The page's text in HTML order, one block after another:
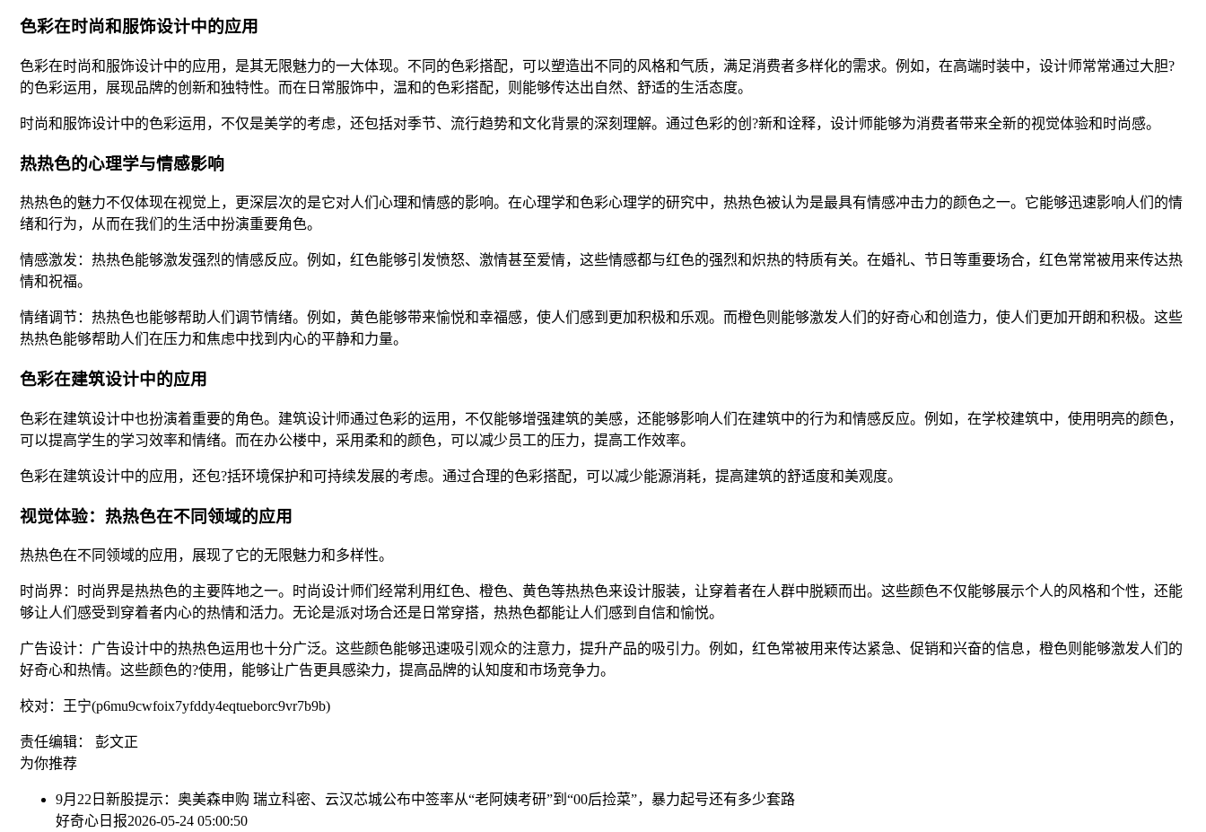
色彩在时尚和服饰设计中的应用
色彩在时尚和服饰设计中的应用，是其无限魅力的一大体现。不同的色彩搭配，可以塑造出不同的风格和气质，满足消费者多样化的需求。例如，在高端时装中，设计师常常通过大胆?
的色彩运用，展现品牌的创新和独特性。而在日常服饰中，温和的色彩搭配，则能够传达出自然、舒适的生活态度。
时尚和服饰设计中的色彩运用，不仅是美学的考虑，还包括对季节、流行趋势和文化背景的深刻理解。通过色彩的创?新和诠释，设计师能够为消费者带来全新的视觉体验和时尚感。
热热色的心理学与情感影响
热热色的魅力不仅体现在视觉上，更深层次的是它对人们心理和情感的影响。在心理学和色彩心理学的研究中，热热色被认为是最具有情感冲击力的颜色之一。它能够迅速影响人们的情
绪和行为，从而在我们的生活中扮演重要角色。
情感激发：热热色能够激发强烈的情感反应。例如，红色能够引发愤怒、激情甚至爱情，这些情感都与红色的强烈和炽热的特质有关。在婚礼、节日等重要场合，红色常常被用来传达热
情和祝福。
情绪调节：热热色也能够帮助人们调节情绪。例如，黄色能够带来愉悦和幸福感，使人们感到更加积极和乐观。而橙色则能够激发人们的好奇心和创造力，使人们更加开朗和积极。这些
热热色能够帮助人们在压力和焦虑中找到内心的平静和力量。
色彩在建筑设计中的应用
色彩在建筑设计中也扮演着重要的角色。建筑设计师通过色彩的运用，不仅能够增强建筑的美感，还能够影响人们在建筑中的行为和情感反应。例如，在学校建筑中，使用明亮的颜色，
可以提高学生的学习效率和情绪。而在办公楼中，采用柔和的颜色，可以减少员工的压力，提高工作效率。
色彩在建筑设计中的应用，还包?括环境保护和可持续发展的考虑。通过合理的色彩搭配，可以减少能源消耗，提高建筑的舒适度和美观度。
视觉体验：热热色在不同领域的应用
热热色在不同领域的应用，展现了它的无限魅力和多样性。
时尚界：时尚界是热热色的主要阵地之一。时尚设计师们经常利用红色、橙色、黄色等热热色来设计服装，让穿着者在人群中脱颖而出。这些颜色不仅能够展示个人的风格和个性，还能
够让人们感受到穿着者内心的热情和活力。无论是派对场合还是日常穿搭，热热色都能让人们感到自信和愉悦。
广告设计：广告设计中的热热色运用也十分广泛。这些颜色能够迅速吸引观众的注意力，提升产品的吸引力。例如，红色常被用来传达紧急、促销和兴奋的信息，橙色则能够激发人们的
好奇心和热情。这些颜色的?使用，能够让广告更具感染力，提高品牌的认知度和市场竞争力。
校对：王宁(p6mu9cwfoix7yfddy4eqtueborc9vr7b9b)
责任编辑： 彭文正
为你推荐
9月22日新股提示：奥美森申购 瑞立科密、云汉芯城公布中签率从“老阿姨考研”到“00后捡菜”，暴力起号还有多少套路
好奇心日报2026-05-24 05:00:50